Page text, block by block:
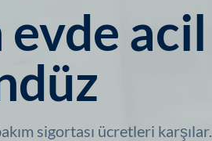
acil
sigortası ücretleri karşılar.